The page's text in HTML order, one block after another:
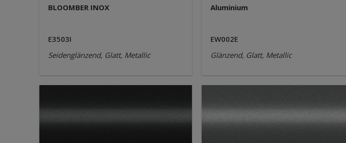
BLOOMBER INOX
E3503I
Seidenglänzend, Glatt, Metallic
Aluminium
EW002E
Glänzend, Glatt, Metallic